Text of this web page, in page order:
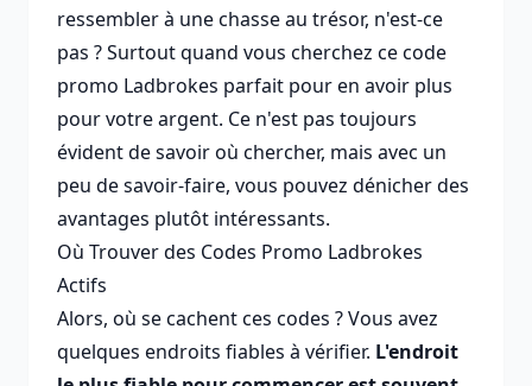
ressembler à une chasse au trésor, n'est-ce
pas ? Surtout quand vous cherchez ce code
promo Ladbrokes parfait pour en avoir plus
pour votre argent. Ce n'est pas toujours
évident de savoir où chercher, mais avec un
peu de savoir-faire, vous pouvez dénicher des
avantages plutôt intéressants.
Où Trouver des Codes Promo Ladbrokes
Actifs
Alors, où se cachent ces codes ? Vous avez
quelques endroits fiables à vérifier. L'endroit